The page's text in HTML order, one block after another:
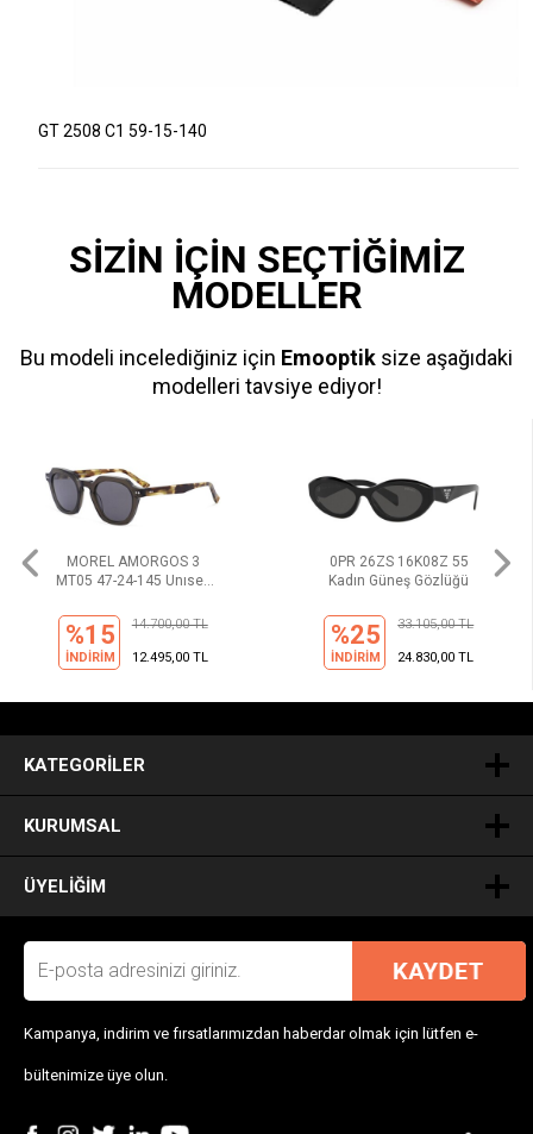
GT 2508 C1 59-15-140
SİZİN İÇİN SEÇTİĞİMİZ
MODELLER
Bu modeli incelediğiniz için Emooptik size aşağıdaki
modelleri tavsiye ediyor!
MOREL AMORGOS 3
MT05 47-24-145 Unısex
%15
İNDİRİM
14.700,00 TL
12.495,00 TL
0PR 26ZS 16K08Z 55
Kadın Güneş Gözlüğü
%25
İNDİRİM
33.105,00 TL
24.830,00 TL
KATEGORILER
KURUMSAL
ÜYELIĞIM
Kampanya, indirim ve fırsatlarımızdan haberdar olmak için lütfen e-
bültenimize üye olun.